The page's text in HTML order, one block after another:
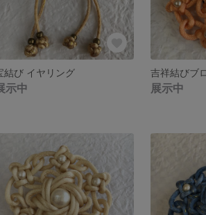
結び イヤリング
示中
吉祥結びブ
展示中